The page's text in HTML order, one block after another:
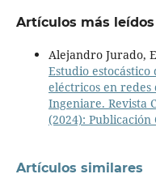
Artículos más
Alejandro Jurado,
Estudio
eléctricos en
Ingeniare. Revista
(2024): Publicación
Artículos similares